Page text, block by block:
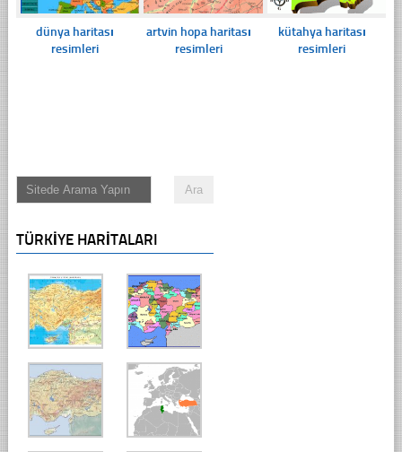
dünya haritası
resimleri
artvin hopa haritası
resimleri
kütahya haritası
resimleri
TÜRKIYE HARITALARI